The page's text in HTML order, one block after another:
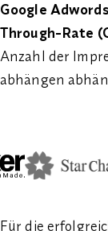
Google Adwords
Through-Rate
Anzahl der
abhängen
Für die